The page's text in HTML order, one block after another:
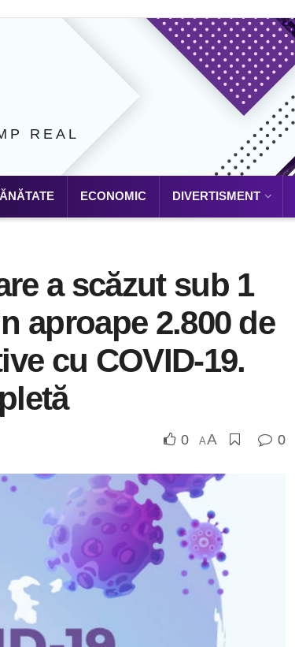
REAL
ECONOMIC DIVERTISMENT
a scăzut sub 1
aproape 2.800 de
cu COVID-19.
0 AA 0